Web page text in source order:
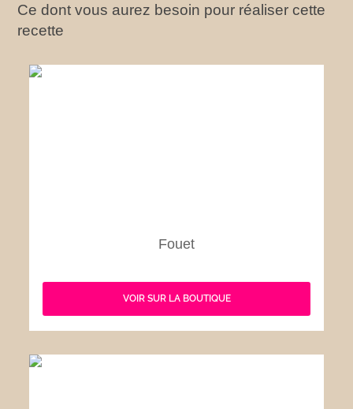
Ce dont vous aurez besoin pour réaliser cette
recette
Fouet
VOIR SUR LA BOUTIQUE